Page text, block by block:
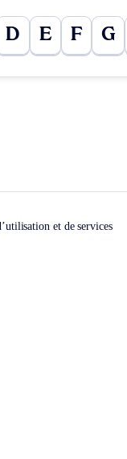
D E F G
et de services